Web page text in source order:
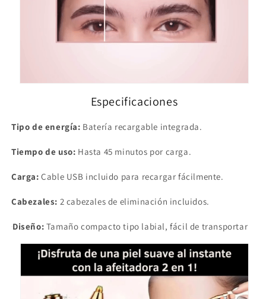
Especificaciones
Tipo de energía: Batería recargable integrada.
Tiempo de uso: Hasta 45 minutos por carga.
Carga: Cable USB incluido para recargar fácilmente.
Cabezales: 2 cabezales de eliminación incluidos.
Diseño: Tamaño compacto tipo labial, fácil de transportar